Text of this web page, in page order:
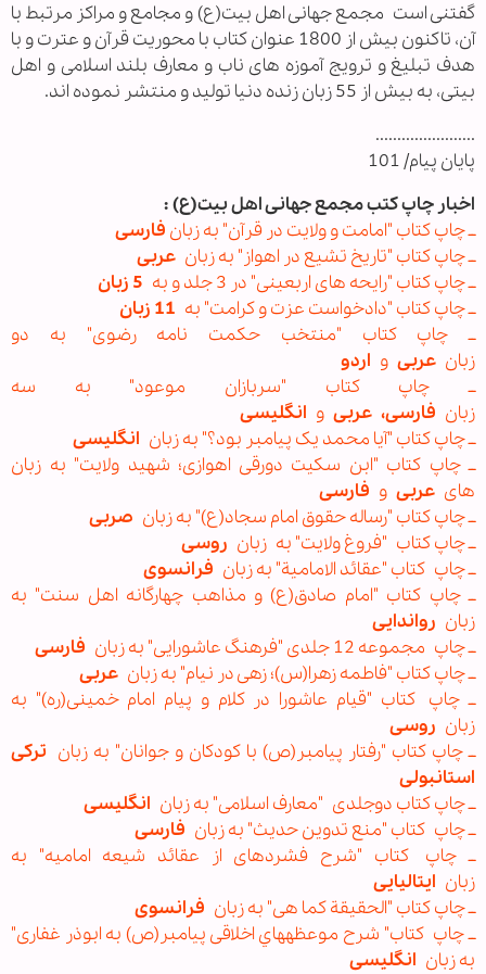
گفتنی است مجمع جهانی اهل بیت(ع) و مجامع و مراکز مرتبط با
آن، تاکنون بیش از 1800 عنوان کتاب با محوریت قرآن و عترت و با
هدف تبلیغ و ترویج آموزه های ناب و معارف بلند اسلامی و اهل
بیتی، به بیش از 55 زبان زنده دنیا تولید و منتشر نموده اند.
.......................
پایان پیام/ 101
اخبار چاپ کتب مجمع جهانی اهل بیت(ع) :
ــ چاپ کتاب "امامت و ولایت در قرآن" به زبان فارسی
ــ چاپ کتاب "تاریخ تشیع در اهواز" به زبان عربی
ــ چاپ کتاب "رایحه های اربعینی" در 3 جلد و به
5 زبان
ــ چاپ کتاب "دادخواست عزت و کرامت" به 11 زبان
ــ چاپ کتاب "​منتخب حکمت نامه رضوی" به دو
زبان عربی و اردو
ــ چاپ کتاب "سربازان موعود" به سه
زبان فارسی، عربی و انگلیسی
ــ چاپ کتاب "آیا محمد یک پیامبر بود؟" به زبان انگلیسی
ــ چاپ کتاب "ابن سکیت دورقی اهوازی؛ شهید ولایت" به زبان
های عربی و فارسی
ــ چاپ کتاب "رساله حقوق امام سجاد(ع)" به زبان صربی
ــ چاپ کتاب "فروغ ولايت" به زبان روسی
ــ چاپ کتاب "عقائد الامامیة" به زبان فرانسوی
ــ چاپ کتاب "امام صادق(ع) و مذاهب چهارگانه اهل سنت" به
زبان رواندایی
ــ چاپ مجموعه 12 جلدی "فرهنگ عاشورايی" به زبان
فارسی
ــ چاپ کتاب "فاطمه زهرا(س)؛ زهی در نیام" به زبان عربی
ــ چاپ کتاب "قيام عاشورا در کلام و پيام امام خمينی(ره)" به
زبان روسی
ــ چاپ کتاب "رفتار پیامبر(ص) با کودکان و جوانان" به زبان ترکی
استانبولی
ــ چاپ کتاب دوجلدی "معارف اسلامی" به زبان انگليسی
ــ چاپ کتاب "منع تدوین حدیث" به زبان فارسی
ــ چاپ کتاب "شرح فشرده‎ای از عقائد شيعه اماميه" به
زبان ايتاليایی
ــ چاپ کتاب "الحقیقة کما هی" به زبان فرانسوی
ــ چاپ کتاب" شرح موعظه‎هاي اخلاقی پیامبر(ص) به ابوذر غفاری"
به زبان انگلیسی